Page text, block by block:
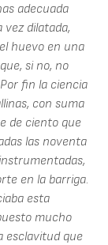
adecuada
dilatada,
huevo en una
si no, no
fin la ciencia
con suma
de ciento que
las noventa
en la barriga.
esta
mucho
esclavitud que